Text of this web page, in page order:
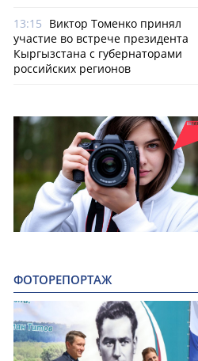
13:15 Виктор Томенко принял
участие во встрече президента
Кыргызстана с губернаторами
российских регионов
ФОТОРЕПОРТАЖ